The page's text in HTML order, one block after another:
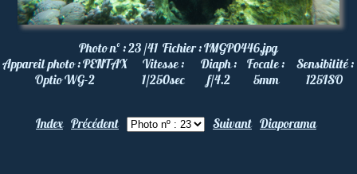
Photo nº :23 /41 Fichier :IMGP0446.jpg
Appareil photo :PENTAX
Optio WG-2
Vitesse :
1/250sec
Diaph :
f/4.2
Focale :
5mm
Sensibilité :
125ISO
Index Précédent Suivant Diaporama